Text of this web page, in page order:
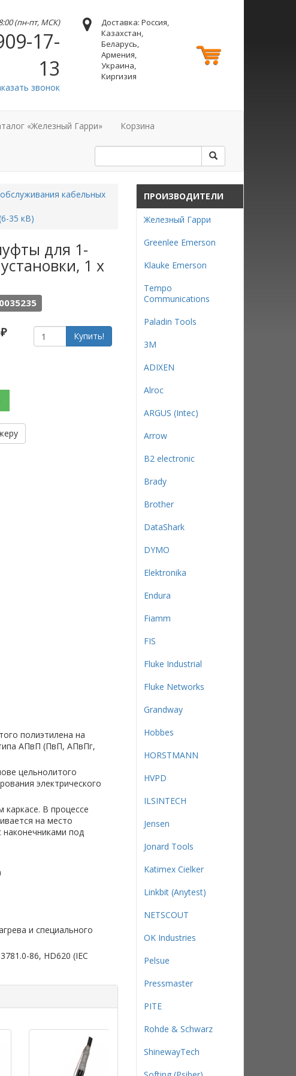
(пн-пт, МСК)
17-
13
звонок
Доставка: Россия,
Казахстан,
Беларусь,
Армения,
Украина,
Киргизия
«Железный Гарри» Корзина
кабельных
35 кВ)
для 1-
1 x
Купить!
полиэтилена на
АПвП (ПвП, АПвПг,
цельнолитого
электрического
В процессе
на место
под
и специального
86, HD620 (IEC
ПРОИЗВОДИТЕЛИ
Железный Гарри
Greenlee Emerson
Klauke Emerson
Tempo
Communications
Paladin Tools
3М
ADIXEN
Alroc
ARGUS (Intec)
Arrow
B2 electronic
Brady
Brother
DataShark
DYMO
Elektronika
Endura
Fiamm
FIS
Fluke Industrial
Fluke Networks
Grandway
Hobbes
HORSTMANN
HVPD
ILSINTECH
Jensen
Jonard Tools
Katimex Cielker
Linkbit (Anytest)
NETSCOUT
OK Industries
Pelsue
Pressmaster
PITE
Rohde & Schwarz
ShinewayTech